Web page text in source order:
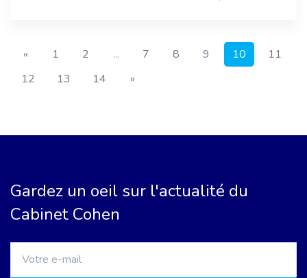
« 1 2 ... 7 8 9 10
11
12
13 14 »
Gardez un oeil sur l'actualité du
Cabinet Cohen